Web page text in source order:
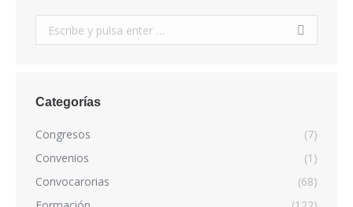
Buscar:
Categorías
Congresos
(7)
Convenios
(1)
Convocarorias
(68)